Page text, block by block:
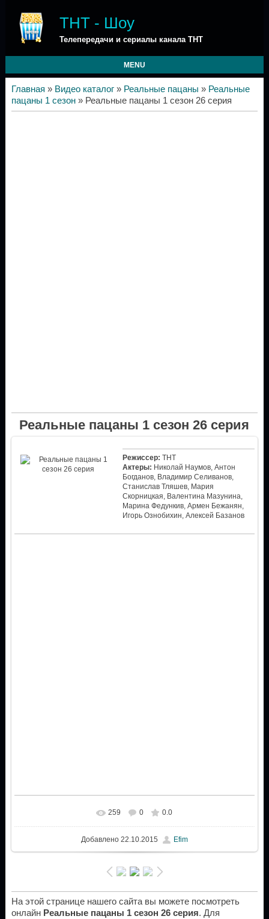
ТНТ - Шоу
Телепередачи и сериалы канала ТНТ
MENU
Главная » Видео каталог» Реальные пацаны » Реальные
пацаны 1 сезон» Реальные пацаны 1 сезон 26 серия
Реальные пацаны 1 сезон 26 серия
Режиссер: ТНТ
Актеры: Николай Наумов, Антон
Богданов, Владимир Селиванов,
Станислав Тляшев, Мария
Скорницкая, Валентина Мазунина,
Марина Федункив, Армен Бежанян,
Игорь Ознобихин, Алексей Базанов
259 0 0.0
Добавлено22.10.2015 Efim
На этой странице нашего сайта вы можете посмотреть
онлайн Реальные пацаны 1 сезон 26 серия. Для